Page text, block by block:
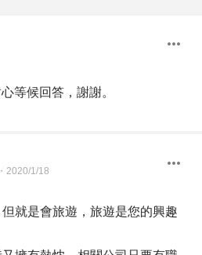
等候回答，謝謝。
・ 2020/1/18
就是會旅遊，旅遊是您的興趣